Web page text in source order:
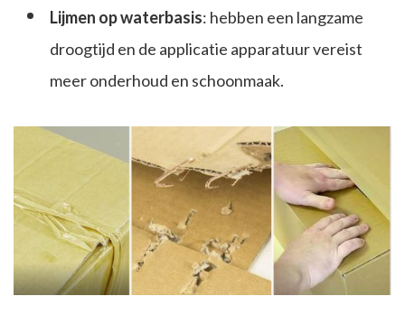
Lijmen op waterbasis: hebben een langzame
droogtijd en de applicatie apparatuur vereist
meer onderhoud en schoonmaak.